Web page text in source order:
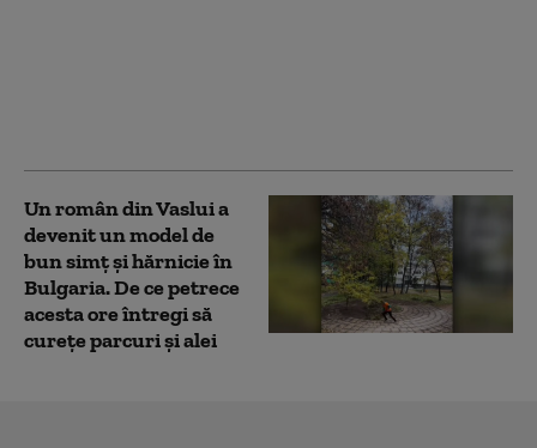
Un român din Vaslui a
devenit un model de
bun simț și hărnicie în
Bulgaria. De ce petrece
acesta ore întregi să
curețe parcuri și alei